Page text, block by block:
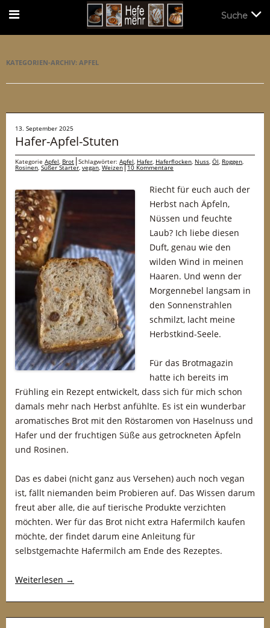
KATEGORIEN-ARCHIV: APFEL
13. September 2025
Hafer-Apfel-Stuten
Kategorie Apfel, Brot Schlagwörter: Apfel, Hafer, Haferflocken, Nuss, Öl, Roggen,
Rosinen, Süßer Starter, vegan, Weizen 10 Kommentare
Riecht für euch auch der
Herbst nach Äpfeln,
Nüssen und feuchte
Laub? Ich liebe diesen
Duft, genau wie den
wilden Wind in meinen
Haaren. Und wenn der
Morgennebel langsam in
den Sonnenstrahlen
schmilzt, lacht meine
Herbstkind-Seele.
Für das Brotmagazin
hatte ich bereits im
Frühling ein Rezept entwickelt, dass sich für mich schon
damals mehr nach Herbst anfühlte. Es ist ein wunderbar
aromatisches Brot mit den Röstaromen von Haselnuss und
Hafer und der fruchtigen Süße aus getrockneten Äpfeln
und Rosinen.
Das es dabei (nicht ganz aus Versehen) auch noch vegan
ist, fällt niemanden beim Probieren auf. Das Wissen darum
freut aber alle, die auf tierische Produkte verzichten
möchten. Wer für das Brot nicht extra Hafermilch kaufen
möchte, der findet darum eine Anleitung für
selbstgemachte Hafermilch am Ende des Rezeptes.
Weiterlesen →
Suche
Suche